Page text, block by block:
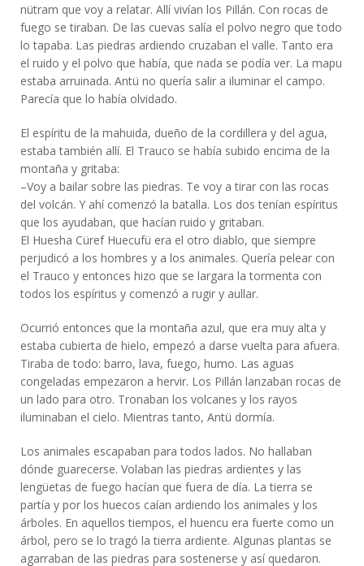
nütram que voy a relatar. Allí vivían los Pillán. Con rocas de
fuego se tiraban. De las cuevas salía el polvo negro que todo
lo tapaba. Las piedras ardiendo cruzaban el valle. Tanto era
el ruido y el polvo que había, que nada se podía ver. La mapu
estaba arruinada. Antü no quería salir a iluminar el campo.
Parecía que lo había olvidado.
El espíritu de la mahuida, dueño de la cordillera y del agua,
estaba también allí. El Trauco se había subido encima de la
montaña y gritaba:
–Voy a bailar sobre las piedras. Te voy a tirar con las rocas
del volcán. Y ahí comenzó la batalla. Los dos tenían espíritus
que los ayudaban, que hacían ruido y gritaban.
El Huesha Cüref Huecufü era el otro diablo, que siempre
perjudicó a los hombres y a los animales. Quería pelear con
el Trauco y entonces hizo que se largara la tormenta con
todos los espíritus y comenzó a rugir y aullar.
Ocurrió entonces que la montaña azul, que era muy alta y
estaba cubierta de hielo, empezó a darse vuelta para afuera.
Tiraba de todo: barro, lava, fuego, humo. Las aguas
congeladas empezaron a hervir. Los Pillán lanzaban rocas de
un lado para otro. Tronaban los volcanes y los rayos
iluminaban el cielo. Mientras tanto, Antü dormía.
Los animales escapaban para todos lados. No hallaban
dónde guarecerse. Volaban las piedras ardientes y las
lengüetas de fuego hacían que fuera de día. La tierra se
partía y por los huecos caían ardiendo los animales y los
árboles. En aquellos tiempos, el huencu era fuerte como un
árbol, pero se lo tragó la tierra ardiente. Algunas plantas se
agarraban de las piedras para sostenerse y así quedaron.